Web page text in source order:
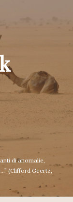
di anomalie,
(Clifford Geertz,